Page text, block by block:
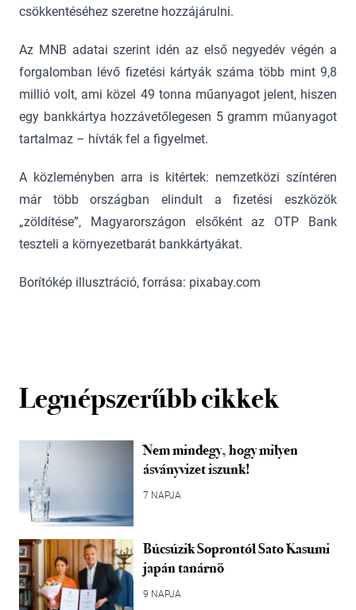
csökkentéséhez szeretne hozzájárulni.
Az MNB adatai szerint idén az első negyedév végén a
forgalomban lévő fizetési kártyák száma több mint 9,8
millió volt, ami közel 49 tonna műanyagot jelent, hiszen
egy bankkártya hozzávetőlegesen 5 gramm műanyagot
tartalmaz – hívták fel a figyelmet.
A közleményben arra is kitértek: nemzetközi színtéren
már több országban elindult a fizetési eszközök
„zöldítése”, Magyarországon elsőként az OTP Bank
teszteli a környezetbarát bankkártyákat.
Borítókép illusztráció, forrása: pixabay.com
Legnépszerűbb cikkek
Nem mindegy, hogy milyen
ásványvizet iszunk!
7 NAPJA
Búcsúzik Soprontól Sato Kasumi
japán tanárnő
9 NAPJA